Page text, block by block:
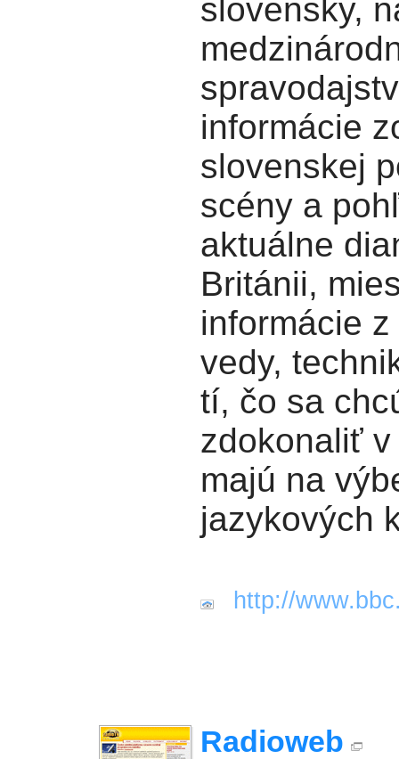
slovensky,
informácie
slovenskej
scény a
aktuálne
Británii,
informácie
vedy,
tí, čo sa
zdokonaliť
majú na
jazykových
http://
Radioweb